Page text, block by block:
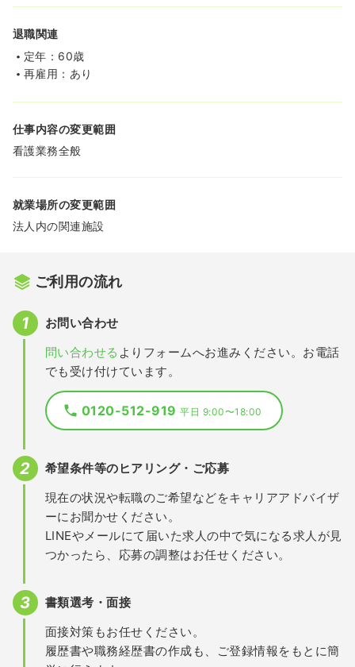
退職関連
定年：60歳
再雇用：あり
仕事内容の変更範囲
看護業務全般
就業場所の変更範囲
法人内の関連施設
ご利用の流れ
お問い合わせ
問い合わせる よりフォームへお進みください。お電話
でも受け付けています。
0120-512-919平日 9:00〜18:00
希望条件等のヒアリング・ご応募
現在の状況や転職のご希望などをキャリアアドバイザ
ーにお聞かせください。
LINEやメールにて届いた求人の中で気になる求人が見
つかったら、応募の調整はお任せください。
書類選考・面接
面接対策もお任せください。
履歴書や職務経歴書の作成も、ご登録情報をもとに簡